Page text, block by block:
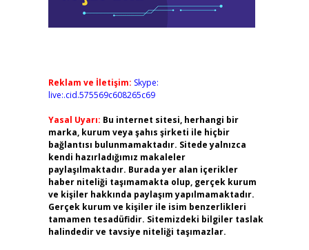
Reklam ve İletişim: Skype:
live:.cid.575569c608265c69
Yasal Uyarı: Bu internet sitesi, herhangi bir
marka, kurum veya şahıs şirketi ile hiçbir
bağlantısı bulunmamaktadır. Sitede yalnızca
kendi hazırladığımız makaleler
paylaşılmaktadır. Burada yer alan içerikler
haber niteliği taşımamakta olup, gerçek kurum
ve kişiler hakkında paylaşım yapılmamaktadır.
Gerçek kurum ve kişiler ile isim benzerlikleri
tamamen tesadüfidir. Sitemizdeki bilgiler taslak
halindedir ve tavsiye niteliği taşımazlar.